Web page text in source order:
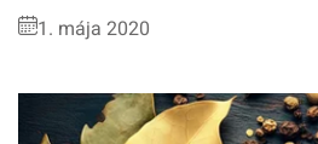
1. mája 2020